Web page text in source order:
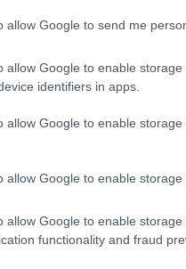
allow Google to send me
allow Google to enable
identifiers in apps.
allow Google to enable
allow Google to enable storage
allow Google to enable
functionality and fraud
με πραλίνα
να